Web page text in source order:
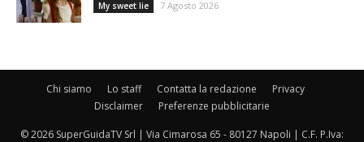
My sweet lie 7 Agosto 2026
Chi siamo Lo staff Contatta la redazione
Privacy
Disclaimer
Preferenze pubblicitarie
© 2026 SuperGuidaTV Srl | Via Cimarosa 65 - 80127 Napoli | C.F. P.Iva: